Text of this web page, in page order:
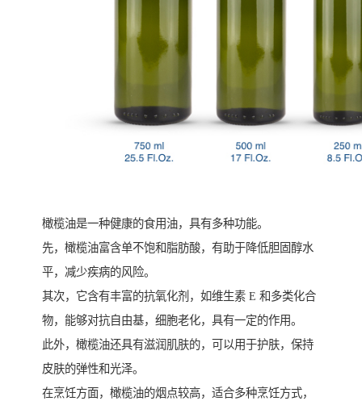
橄榄油是一种健康的食用油，具有多种功能。
先，橄榄油富含单不饱和脂肪酸，有助于降低胆固醇水
平，减少疾病的风险。
其次，它含有丰富的抗氧化剂，如维生素 E 和多类化合
物，能够对抗自由基，细胞老化，具有一定的作用。
此外，橄榄油还具有滋润肌肤的，可以用于护肤，保持
皮肤的弹性和光泽。
在烹饪方面，橄榄油的烟点较高，适合多种烹饪方式，